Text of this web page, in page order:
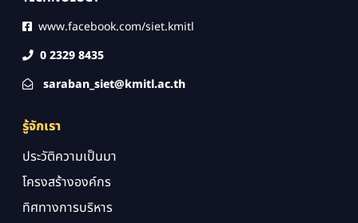
www.facebook.com/siet.kmitl
0 2329 8435
saraban_siet@kmitl.ac.th
รู้จักเรา
ประวัติความเป็นมา
โครงสร้างองค์กร
ทิศทางการบริหาร